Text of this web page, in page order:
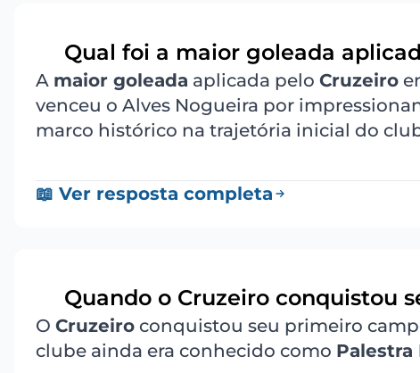
Qual foi a maior goleada
A maior goleada aplicada pelo Cruzeiro
venceu o Alves Nogueira por
marco histórico na trajetória inicial do
📖 Ver resposta completa
Quando o Cruzeiro conquistou
O Cruzeiro conquistou seu primeiro
clube ainda era conhecido como Palestra